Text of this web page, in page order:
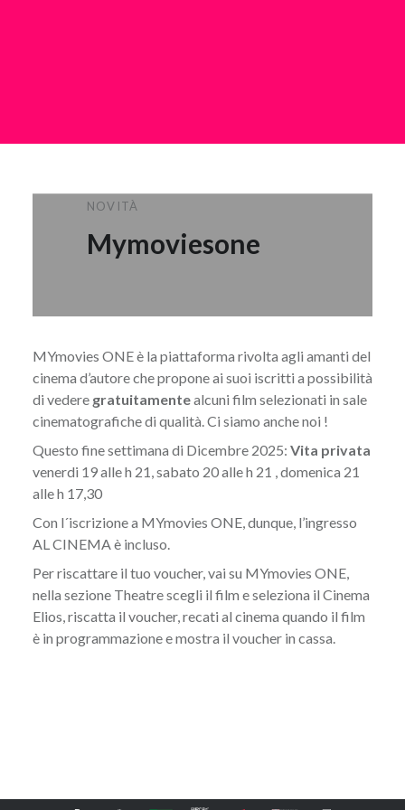
NOVITÀ
Mymoviesone
MYmovies ONE è la piattaforma rivolta agli amanti del
cinema d’autore che propone ai suoi iscritti a possibilità
di vederegratuitamentealcuni film selezionati in sale
cinematografiche di qualità. Ci siamo anche noi !
Questo fine settimana di Dicembre 2025: Vita privata
venerdi 19 alle h 21, sabato 20 alle h 21 , domenica 21
alle h 17,30
Con l´iscrizione a MYmovies ONE, dunque, l’ingresso
AL CINEMA è incluso.
Per riscattare il tuo voucher, vai su MYmovies ONE,
nella sezione Theatre scegli il film e seleziona il Cinema
Elios, riscatta il voucher, recati al cinema quando il film
è in programmazione e mostra il voucher in cassa.